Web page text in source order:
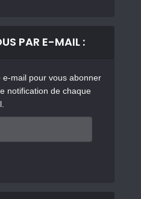
PAR E-MAIL :
mail pour vous abonner
notification de chaque